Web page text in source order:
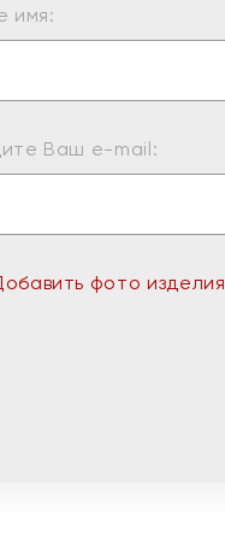
имя:
Ваш e-mail:
фото изделия